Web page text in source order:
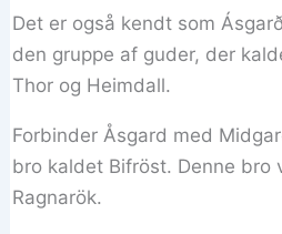
Det er også kendt som
den gruppe af guder, der
Thor og Heimdall.
Forbinder Åsgard med
bro kaldet Bifröst. Denne bro
Ragnarök.